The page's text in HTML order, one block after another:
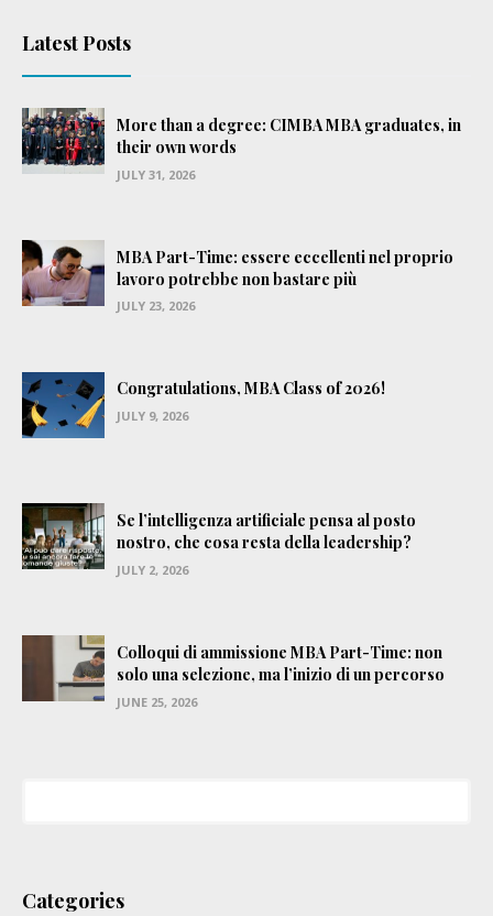
Latest Posts
More than a degree: CIMBA MBA graduates, in
their own words
JULY 31, 2026
MBA Part-Time: essere eccellenti nel proprio
lavoro potrebbe non bastare più
JULY 23, 2026
Congratulations, MBA Class of 2026!
JULY 9, 2026
Se l’intelligenza artificiale pensa al posto
nostro, che cosa resta della leadership?
JULY 2, 2026
Colloqui di ammissione MBA Part-Time: non
solo una selezione, ma l’inizio di un percorso
JUNE 25, 2026
Categories